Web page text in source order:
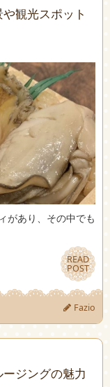
観光スポット
があり、その中でも
READ
POST
READ
POST
Fazio
ジングの魅力